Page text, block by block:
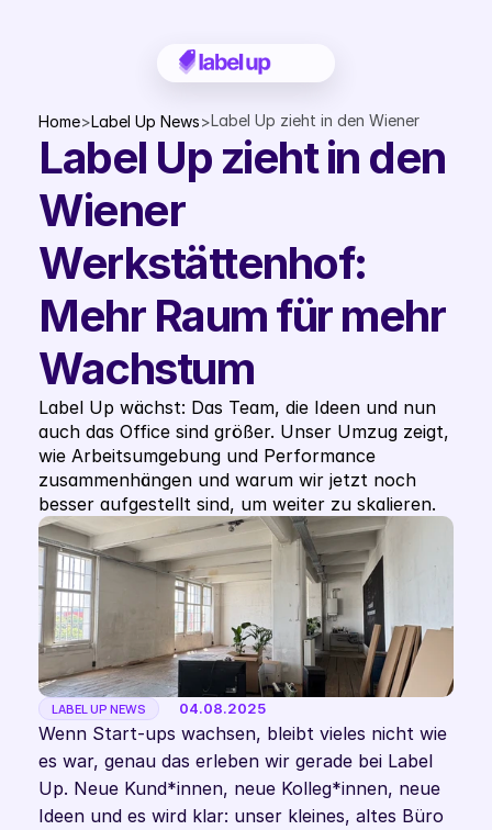
Home>Label Up News>Label Up zieht in den Wiener
Werkstättenhof: Mehr Raum für
mehr Wachstum
Label Up zieht in den
Wiener
Werkstättenhof:
Mehr Raum für mehr
Wachstum
Label Up wächst: Das Team, die Ideen und nun
auch das Office sind größer. Unser Umzug zeigt,
wie Arbeitsumgebung und Performance
zusammenhängen und warum wir jetzt noch
besser aufgestellt sind, um weiter zu skalieren.
LABEL UP NEWS 04.08.2025
Wenn Start-ups wachsen, bleibt vieles nicht wie
es war, genau das erleben wir gerade bei Label
Up. Neue Kund*innen, neue Kolleg*innen, neue
Ideen und es wird klar: unser kleines, altes Büro